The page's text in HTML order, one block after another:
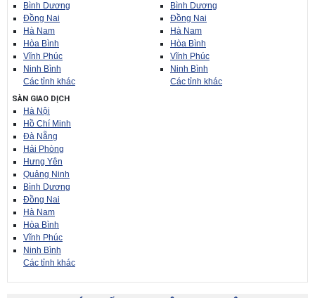
Bình Dương
Đồng Nai
Hà Nam
Hòa Bình
Vĩnh Phúc
Ninh Bình
Các tỉnh khác
Bình Dương
Đồng Nai
Hà Nam
Hòa Bình
Vĩnh Phúc
Ninh Bình
Các tỉnh khác
SÀN GIAO DỊCH
Hà Nội
Hồ Chí Minh
Đà Nẵng
Hải Phòng
Hưng Yên
Quảng Ninh
Bình Dương
Đồng Nai
Hà Nam
Hòa Bình
Vĩnh Phúc
Ninh Bình
Các tỉnh khác